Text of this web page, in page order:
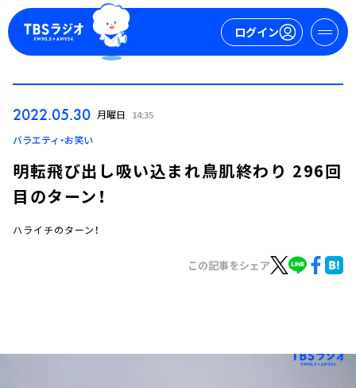
ログイン
ログイン
2022.05.30 月曜日 14:35
バラエティ・お笑い
明転飛び出し吸い込まれ鳥肌終わり 296回
目のターン！
ハライチのターン！
この記事をシェア